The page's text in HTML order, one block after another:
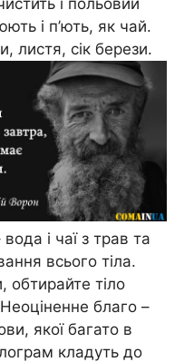
і польовий
і п’ють, як чай.
листя, сік берези.
і чаї з трав та
всього тіла.
тіло
благо –
якої багато в
кладуть до